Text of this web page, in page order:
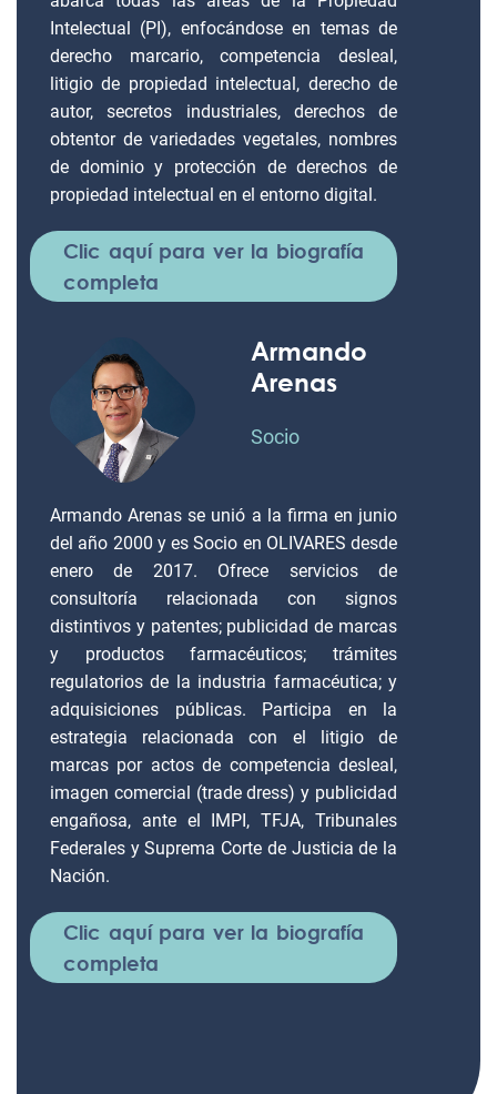
Intelectual (PI), enfocándose en temas de
derecho marcario, competencia desleal,
litigio de propiedad intelectual, derecho de
autor, secretos industriales, derechos de
obtentor de variedades vegetales, nombres
de dominio y protección de derechos de
propiedad intelectual en el entorno digital.
Clic aquí para ver la biografía
completa
Armando
Arenas
Socio
Armando Arenas se unió a la firma en junio
del año 2000 y es Socio en OLIVARES desde
enero de 2017. Ofrece servicios de
consultoría relacionada con signos
distintivos y patentes; publicidad de marcas
y productos farmacéuticos; trámites
regulatorios de la industria farmacéutica; y
adquisiciones públicas. Participa en la
estrategia relacionada con el litigio de
marcas por actos de competencia desleal,
imagen comercial (trade dress) y publicidad
engañosa, ante el IMPI, TFJA, Tribunales
Federales y Suprema Corte de Justicia de la
Nación.
Clic aquí para ver la biografía
completa